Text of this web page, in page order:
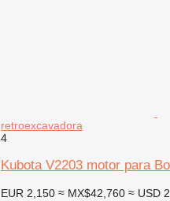
retroexcavadora
4
Kubota V2203 motor para
EUR 2,150 ≈ MX$42,760 ≈ USD